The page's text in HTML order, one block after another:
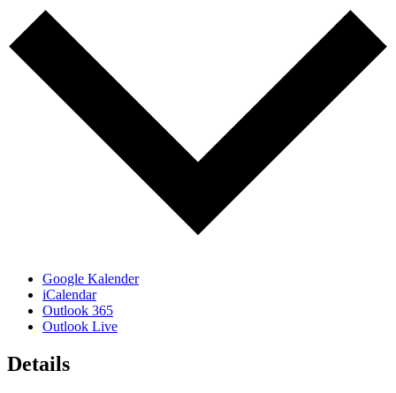
Google Kalender
iCalendar
Outlook 365
Outlook Live
Details